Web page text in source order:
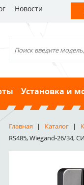
Новости
Установка и
Главная Каталог
RS485, Wiegand-26/34,